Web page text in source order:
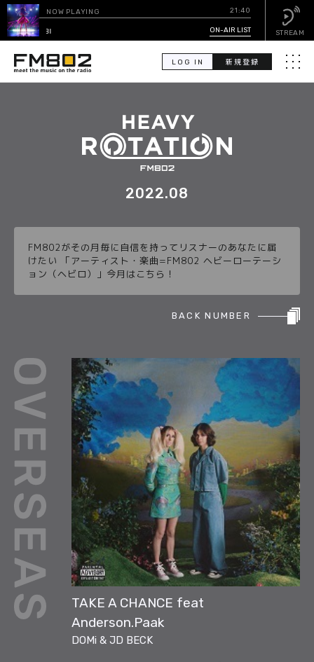
LOG IN 新規登録 メニ
索
GUEST CALENDAR
EVENT CALENDAR
HEAVY ROTATION
DJ
FAQ
ONLINESHOP
NOW PLAYING 21:40
ON-AIR LIST STREAM
2022.08
FM802がその月毎に自信を持ってリスナーのあなたに届
けたい 「アーティスト・楽曲=FM802 ヘビーローテーシ
ョン（ヘビロ）」今月はこちら！
BACK NUMBER
TAKE A CHANCE feat
Anderson.Paak
DOMi & JD BECK